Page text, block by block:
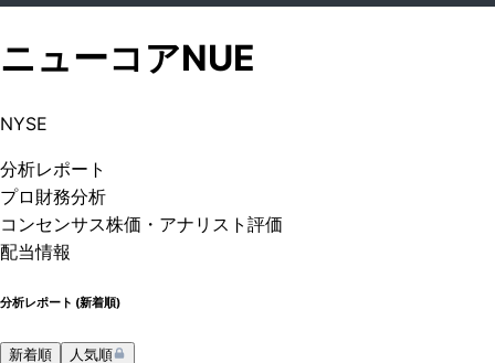
ニューコアNUE
NYSE
分析レポート
プロ 財務分析
コンセンサス株価 ・アナリスト評価
配当情報
分析レポート (新着順)
新着順 人気順